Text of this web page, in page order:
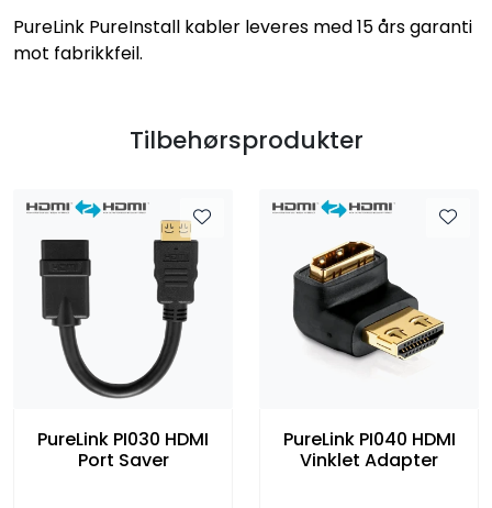
PureLink PureInstall kabler leveres med 15 års garanti
mot fabrikkfeil.
Tilbehørsprodukter
PureLink PI030 HDMI
Port Saver
PureLink PI040 HDMI
Vinklet Adapter